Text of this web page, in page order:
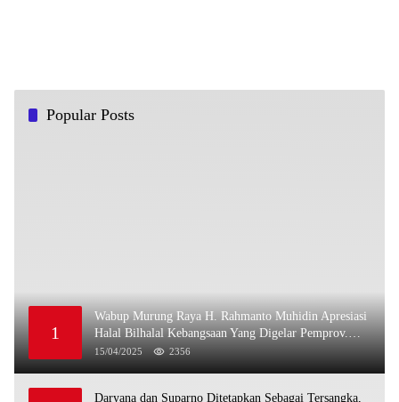
Popular Posts
1
Wabup Murung Raya H. Rahmanto Muhidin Apresiasi
Halal Bilhalal Kebangsaan Yang Digelar Pemprov.
Kalteng
15/04/2025 2356
Daryana dan Suparno Ditetapkan Sebagai Tersangka,